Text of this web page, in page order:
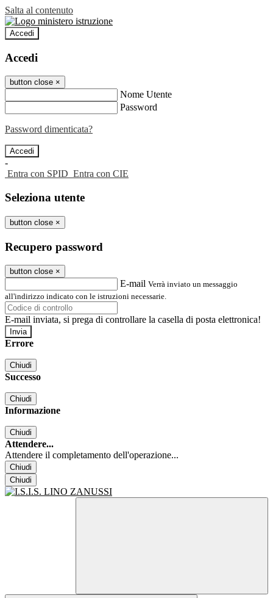
Salta al contenuto
Accedi
Accedi
button close ×
Nome Utente
Password
Password dimenticata?
-
Entra con SPID Entra con CIE
Seleziona utente
button close ×
Recupero password
button close ×
E-mail Verrà inviato un messaggio
all'indirizzo indicato con le istruzioni necessarie.
E-mail inviata, si prega di controllare la casella di posta elettronica!
Errore
Chiudi
Successo
Chiudi
Informazione
Chiudi
Attendere...
Attendere il completamento dell'operazione...
Chiudi
Chiudi